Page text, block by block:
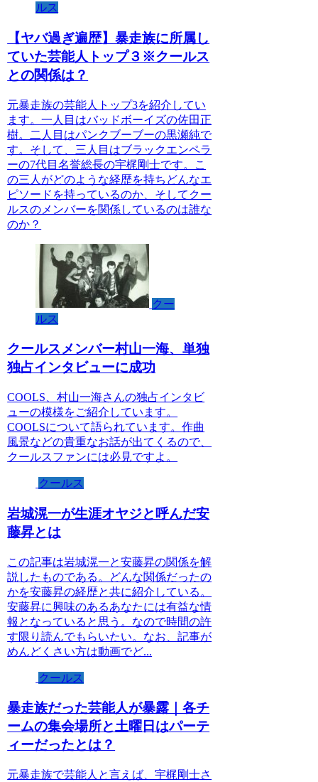
ルス
【ヤバ過ぎ遍歴】暴走族に所属し
ていた芸能人トップ３※クールス
との関係は？
元暴走族の芸能人トップ3を紹介してい
ます。一人目はバッドボーイズの佐田正
樹。二人目はパンクブーブーの黒瀬純で
す。そして、三人目はブラックエンペラ
ーの7代目名誉総長の宇梶剛士です。こ
の三人がどのような経歴を持ちどんなエ
ピソードを持っているのか、そしてクー
ルスのメンバーを関係しているのは誰な
のか？
クー
ルス
クールスメンバー村山一海、単独
独占インタビューに成功
COOLS、村山一海さんの独占インタビ
ューの模様をご紹介しています。
COOLSについて語られています。作曲
風景などの貴重なお話が出てくるので、
クールスファンには必見ですよ。
クールス
岩城滉一が生涯オヤジと呼んだ安
藤昇とは
この記事は岩城滉一と安藤昇の関係を解
説したものである。どんな関係だったの
かを安藤昇の経歴と共に紹介している。
安藤昇に興味のあるあなたには有益な情
報となっていると思う。なので時間の許
す限り読んでもらいたい。なお、記事が
めんどくさい方は動画でど...
クールス
暴走族だった芸能人が暴露｜各チ
ームの集会場所と土曜日はパーテ
ィーだったとは？
元暴走族で芸能人と言えば、宇梶剛士さ